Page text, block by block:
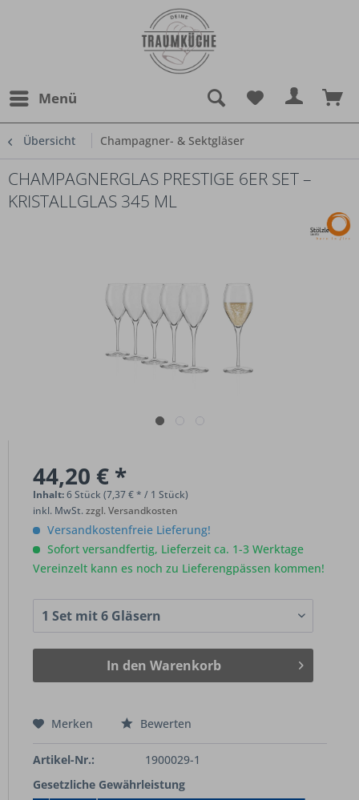
Menü
Übersicht Champagner- & Sektgläser
CHAMPAGNERGLAS PRESTIGE 6ER SET –
KRISTALLGLAS 345 ML
44,20 € *
Inhalt:6 Stück (7,37 € * / 1 Stück)
inkl. MwSt.zzgl. Versandkosten
Versandkostenfreie Lieferung!
Sofort versandfertig, Lieferzeit ca. 1-3 Werktage
Vereinzelt kann es noch zu Lieferengpässen kommen!
In den Warenkorb
Merken Bewerten
Artikel-Nr.:
1900029-1
Gesetzliche Gewährleistung